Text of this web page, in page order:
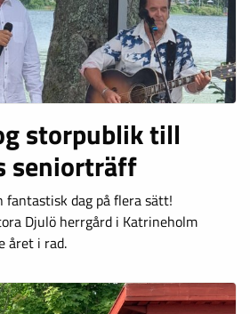
storpublik till
seniorträff
fantastisk dag på flera sätt!
Djulö herrgård i Katrineholm
året i rad.